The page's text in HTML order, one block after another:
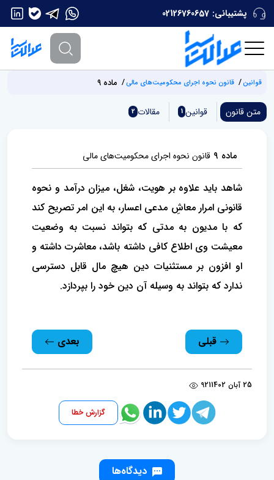
پشتیبانی: 02126760657
قوانین قانون نحوه اجرای محکومیت‌های مالی ماده ۹
متن قانون قوانین 1 مقالات 2
ماده ۹ قانون نحوه اجرای محکومیت‌های مالی
شاهد باید علاوه بر هویت، شغل، میزان درآمد و نحوه
قانونی امرار معاشِ مدعی اعسار، به این امر تصریح کند
که با مدیون به مدتی که بتواند نسبت به وضعیت
معیشت وی اطلاع کافی داشته باشد، معاشرت داشته و
او افزون بر مستثنیات دین هیچ مال قابل دسترسی
ندارد که بتواند به‌ وسیله آن دین خود را بپردازد.
قبلی بعدی
25 آبان 1402 921
گزارش خطا
دیدگاه‌ها